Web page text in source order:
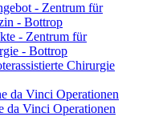
- Zentrum für
- Bottrop
- Zentrum für
- Bottrop
Chirurgie
da Vinci Operationen
da Vinci Operationen